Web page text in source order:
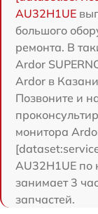
AU32H1UE
большого
ремонта. В
Ardor
Ardor в
Позвоните и
монитора
AU32H1UE по
занимает 3
запчастей.